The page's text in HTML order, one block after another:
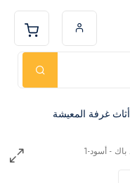
أثاث غرفة المعيشة